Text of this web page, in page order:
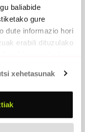
baliabide
gure
dute informazio hori
erabili dituzulako
xehetasunak